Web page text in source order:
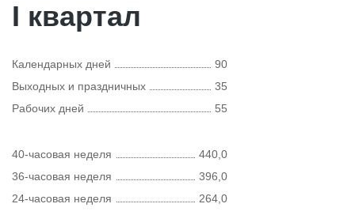
I квартал
Календарных дней
90
Выходных и праздничных
35
Рабочих дней
55
40-часовая неделя
440,0
36-часовая неделя
396,0
24-часовая неделя
264,0